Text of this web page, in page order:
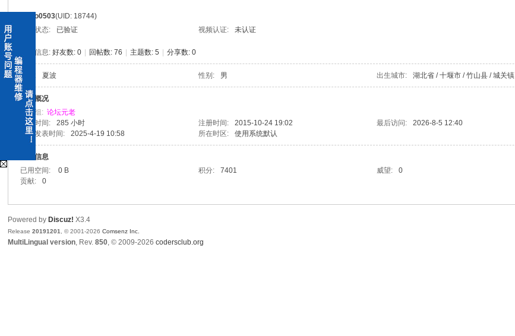
xiabo0503(UID: 18744)
邮箱状态:
已验证 视频认证: 未认证
统计信息: 好友数: 0 回帖数: 76 主题数: 5 分享数: 0
姓名: 夏波 性别: 男 出生城市: 湖北省 / 十堰市 / 竹山县 / 城关镇
活跃概况
用户组:论坛元老
在线时间:
285 小时 注册时间: 2015-10-24 19:02 最后访问: 2026-8-5 12:40
上次发表时间:
2025-4-19 10:58 所在时区: 使用系统默认
统计信息
已用空间:
0 B 积分: 7401 威望: 0
贡献:
0
Powered by Discuz! X3.4
Release20191201 , © 2001-2026Comsenz Inc.
MultiLingual version, Rev.850, © 2009-2026codersclub.org